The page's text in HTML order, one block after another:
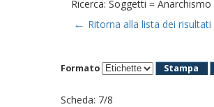
Ricerca: Soggetti =
← Ritorna alla lista dei risultati
Formato Stampa
Scheda: 7/8